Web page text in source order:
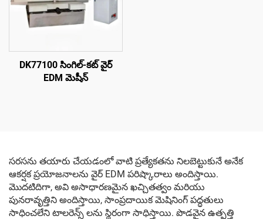
DK77100 సింగిల్-కట్ వైర్
EDM మెషీన్
సరసను తయారు చేయడంలో వాటి ప్రత్యేకతను నిలబెట్టుకునే అనేక
ఆకర్షక ప్రయోజనాలను వైర్ EDM పరిష్కారాలు అందిస్తాయి.
మొదటిదిగా, అవి అసాధారణమైన ఖచ్చితత్వం మరియు
పునరావృత్తిని అందిస్తాయి, సాంప్రదాయిక మెషినింగ్ పద్ధతులు
సాధించలేని టాలరెన్స్ లను స్థిరంగా సాధిస్తాయి. పొడవైన ఉత్పత్తి